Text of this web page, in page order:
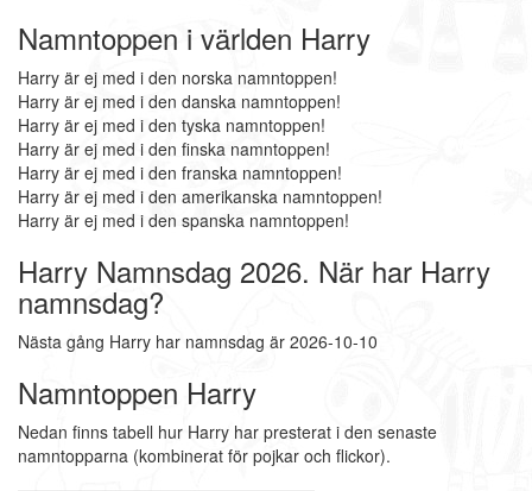
Namntoppen i världen Harry
Harry är ej med i den norska namntoppen!
Harry är ej med i den danska namntoppen!
Harry är ej med i den tyska namntoppen!
Harry är ej med i den finska namntoppen!
Harry är ej med i den franska namntoppen!
Harry är ej med i den amerikanska namntoppen!
Harry är ej med i den spanska namntoppen!
Harry Namnsdag 2026. När har Harry
namnsdag?
Nästa gång Harry har namnsdag är 2026-10-10
Namntoppen Harry
Nedan finns tabell hur Harry har presterat i den senaste
namntopparna (kombinerat för pojkar och flickor).